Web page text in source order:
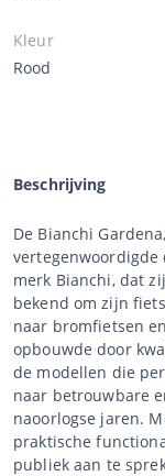
Kleur
Rood
Beschrijving
De Bianchi
vertegenwoordigde
merk Bianchi, dat
bekend om zijn
naar bromfietsen
opbouwde door
de modellen die
naar betrouwbare
naoorlogse jaren.
praktische
publiek aan te